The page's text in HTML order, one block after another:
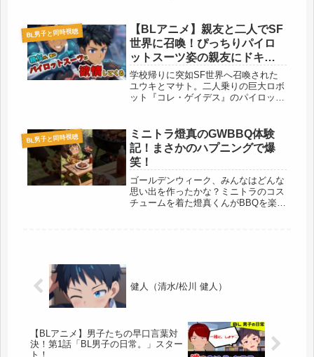
BL男子と同時視聴
【BLアニメ】親友と二人でSF
世界に召喚！ぴっちりパイロ
ットスーツ姿の親友にドキド
キが止まらない！？
学校帰りに突如SF世界へ召喚された
ユウキとマサト。二人乗りの巨大ロボ
ット『コレ・ゲイデス』のパイロット
突破！？
BL男子と同時視聴
ミニトラ燈真のGWBBQ体験
記！まさかのハプニングで爆
笑！
ゴールデンウィーク、みんなはどんな
思い出を作ったかな？ミニトラのコス
チュームを着た燈真くんがBBQを楽し
健人（清水/松川 健人）
【BLアニメ】男子たちの早口言葉対
決！第1話「BL男子の日常。」スター
ト！